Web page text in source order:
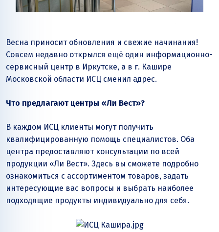
Весна приносит обновления и свежие начинания!
Совсем недавно открылся ещё один информационно-
сервисный центр в Иркутске, а в г. Кашире
Московской области ИСЦ сменил адрес.
Что предлагают центры «Ли Вест»?
В каждом ИСЦ клиенты могут получить
квалифицированную помощь специалистов. Оба
центра предоставляют консультации по всей
продукции «Ли Вест». Здесь вы сможете подробно
ознакомиться с ассортиментом товаров, задать
интересующие вас вопросы и выбрать наиболее
подходящие продукты индивидуально для себя.